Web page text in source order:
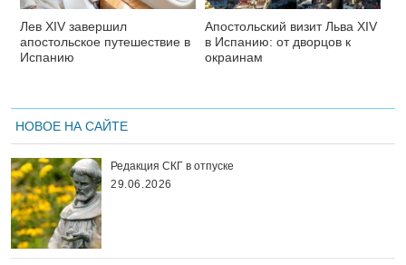
Лев XIV завершил
апостольское путешествие в
Испанию
Апостольский визит Льва XIV
в Испанию: от дворцов к
окраинам
НОВОЕ НА САЙТЕ
Редакция СКГ в отпуске
29.06.2026